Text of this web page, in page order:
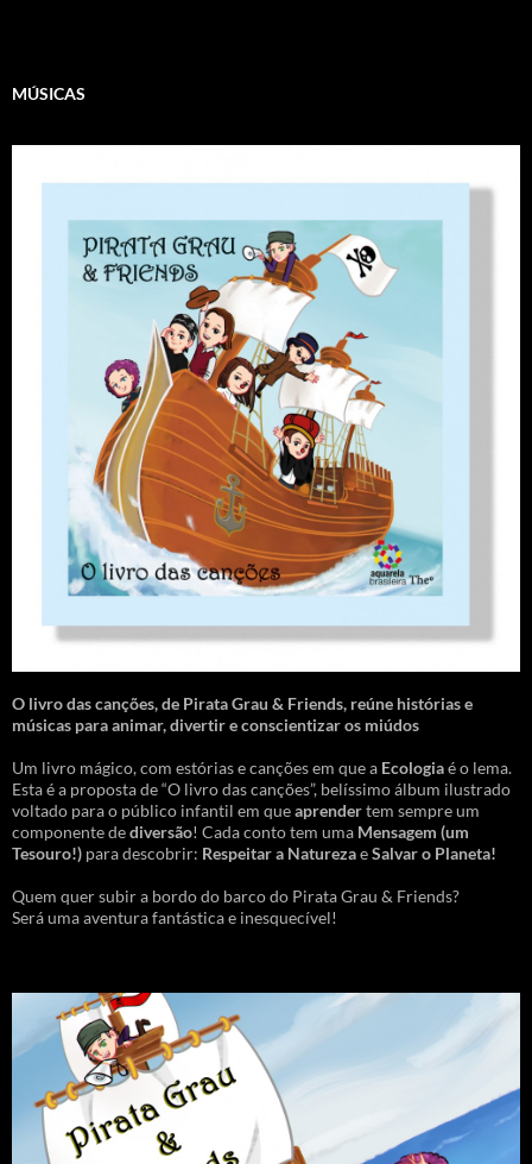
MÚSICAS
O livro das canções,de Pirata Grau & Friends, reúne histórias e
músicas para animar, divertir e conscientizar os miúdos
Um livro mágico, com estórias e canções em que a Ecologiaé o lema.
Esta é a proposta de “O livro das canções”, belíssimo álbum ilustrado
voltado para o público infantil em queaprendertem sempre um
componente dediversão! Cada conto tem uma Mensagem (um
Tesouro!) para descobrir: Respeitar a NaturezaeSalvar o Planeta!
Quem quer subir a bordo do barco do Pirata Grau & Friends?
Será uma aventura fantástica e inesquecível!